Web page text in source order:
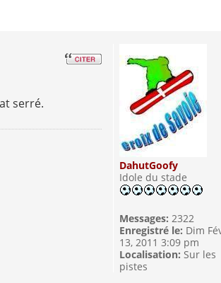
serré.
DahutGoofy
Idole du stade
Messages: 2322
Enregistré le: Dim
13, 2011 3:09 pm
Localisation: Sur les
pistes